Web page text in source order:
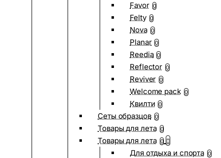
Favor 0
Felty 0
Nova 0
Planar 0
Reedia 0
Reflector 0
Reviver 0
Welcome pack 0
Квилти 0
Сеты образцов 0
Товары для лета 0
Товары для лета 0
Для отдыха и спорта 0